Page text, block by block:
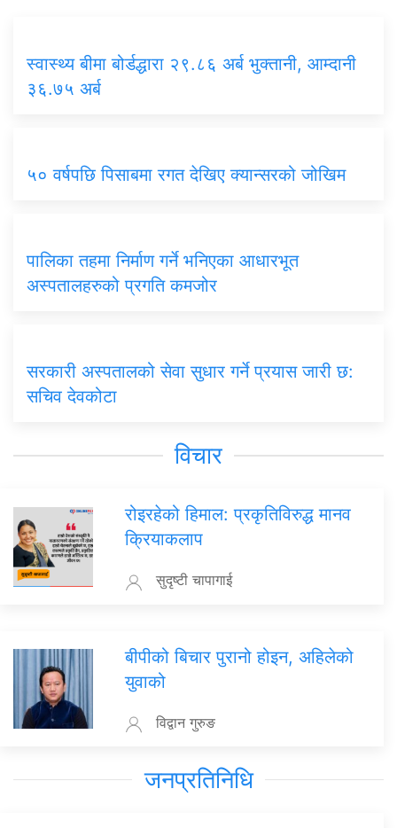
स्वास्थ्य बीमा बोर्डद्धारा २९.८६ अर्ब भुक्तानी, आम्दानी
३६.७५ अर्ब
५० वर्षपछि पिसाबमा रगत देखिए क्यान्सरको जोखिम
पालिका तहमा निर्माण गर्ने भनिएका आधारभूत
अस्पतालहरुको प्रगति कमजोर
सरकारी अस्पतालको सेवा सुधार गर्ने प्रयास जारी छ:
सचिव देवकोटा
विचार
रोइरहेको हिमाल: प्रकृतिविरुद्ध मानव
क्रियाकलाप
सुदृष्टी चापागाई
बीपीको बिचार पुरानो होइन, अहिलेको
युवाको
विद्वान गुरुङ
जनप्रतिनिधि